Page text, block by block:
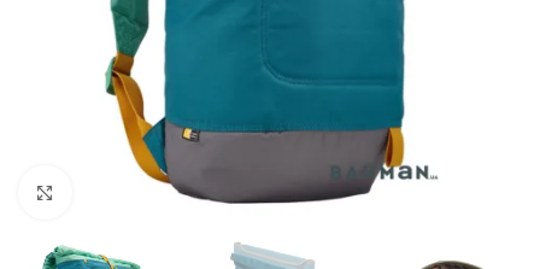
Клацніть, щоб збільшити